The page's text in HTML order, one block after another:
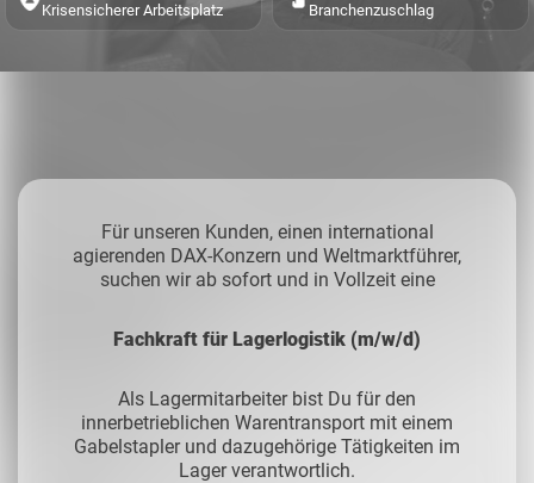
Krisensicherer Arbeitsplatz Branchenzuschlag
Für unseren Kunden, einen international
agierenden DAX-Konzern und Weltmarktführer,
suchen wir ab sofort und in Vollzeit eine
Fachkraft für Lagerlogistik (m/w/d)
Als Lagermitarbeiter bist Du für den
innerbetrieblichen Warentransport mit einem
Gabelstapler und dazugehörige Tätigkeiten im
Lager verantwortlich.